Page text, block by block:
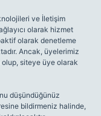
ve İletişim
olarak hizmet
olarak denetleme
Ancak, üyelerimiz
olup, siteye üye olarak
düşündüğünüz
bildirmeniz halinde,